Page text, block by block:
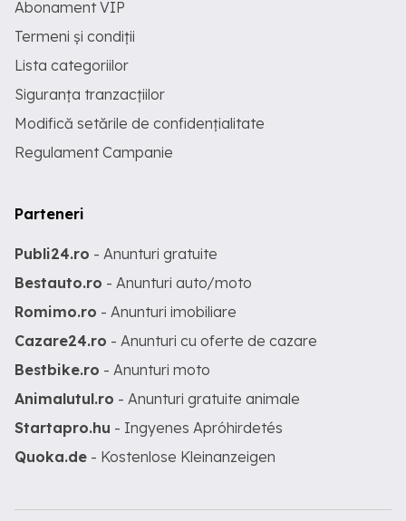
Abonament VIP
Termeni și condiții
Lista categoriilor
Siguranța tranzacțiilor
Modifică setările de confidențialitate
Regulament Campanie
Parteneri
Publi24.ro - Anunturi gratuite
Bestauto.ro - Anunturi auto/moto
Romimo.ro - Anunturi imobiliare
Cazare24.ro - Anunturi cu oferte de cazare
Bestbike.ro - Anunturi moto
Animalutul.ro - Anunturi gratuite animale
Startapro.hu - Ingyenes Apróhirdetés
Quoka.de - Kostenlose Kleinanzeigen